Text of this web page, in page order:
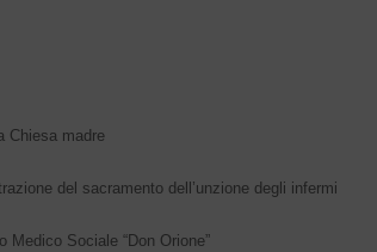
Chiesa madre
del sacramento dell’unzione degli infermi
Sociale “Don Orione”